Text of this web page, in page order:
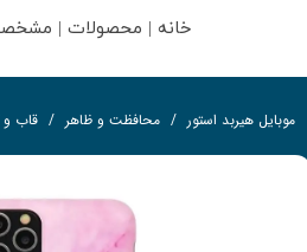
خانه | محصولات |
موبایل هیربد استور محافظت و ظاهر قاب و